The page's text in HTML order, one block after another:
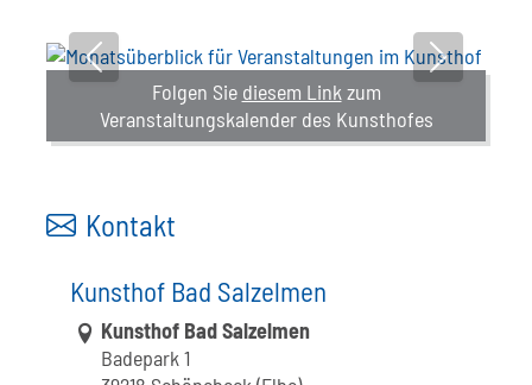
Vorheriges Bild
Nächstes
Folgen Sie diesem Link zum
Veranstaltungskalender des Kunsthofes
Kontakt
Kunsthof Bad Salzelmen
Link zur Google-Maps Navigation
Kunsthof Bad Salzelmen
Badepark 1